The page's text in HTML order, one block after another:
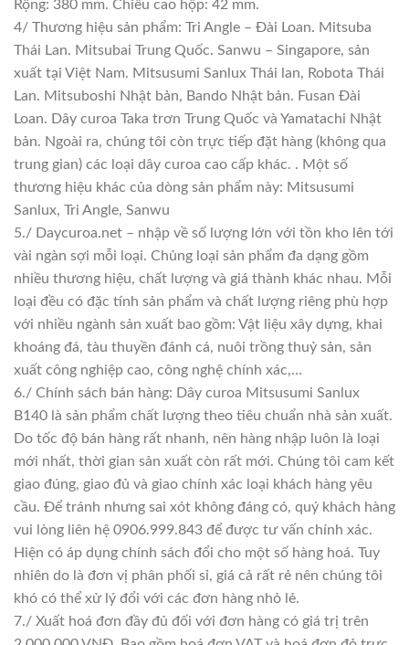
Rộng: 380 mm. Chiều cao hộp: 42 mm.
4/ Thương hiệu sản phẩm: Tri Angle – Đài Loan. Mitsuba
Thái Lan. Mitsubai Trung Quốc. Sanwu – Singapore, sản
xuất tại Việt Nam. Mitsusumi Sanlux Thái lan, Robota Thái
Lan. Mitsuboshi Nhật bản, Bando Nhật bản. Fusan Đài
Loan. Dây curoa Taka trơn Trung Quốc và Yamatachi Nhật
bản. Ngoài ra, chúng tôi còn trực tiếp đặt hàng (không qua
trung gian) các loại dây curoa cao cấp khác. . Một số
thương hiệu khác của dòng sản phẩm này: Mitsusumi
Sanlux, Tri Angle, Sanwu
5./ Daycuroa.net – nhập về số lượng lớn với tồn kho lên tới
vài ngàn sợi mỗi loại. Chủng loại sản phẩm đa dạng gồm
nhiều thương hiệu, chất lượng và giá thành khác nhau. Mỗi
loại đều có đặc tính sản phẩm và chất lượng riêng phù hợp
với nhiều ngành sản xuất bao gồm: Vật liệu xây dựng, khai
khoáng đá, tàu thuyền đánh cá, nuôi trồng thuỷ sản, sản
xuất công nghiệp cao, công nghệ chính xác,…
6./ Chính sách bán hàng: Dây curoa Mitsusumi Sanlux
B140 là sản phẩm chất lượng theo tiêu chuẩn nhà sản xuất.
Do tốc độ bán hàng rất nhanh, nên hàng nhập luôn là loại
mới nhất, thời gian sản xuất còn rất mới. Chúng tôi cam kết
giao đúng, giao đủ và giao chính xác loại khách hàng yêu
cầu. Để tránh nhưng sai xót không đáng có, quý khách hàng
vui lòng liên hệ 0906.999.843 để được tư vấn chính xác.
Hiện có áp dụng chính sách đổi cho một số hàng hoá. Tuy
nhiên do là đơn vị phân phối sỉ, giá cả rất rẻ nên chúng tôi
khó có thể xử lý đổi với các đơn hàng nhỏ lẻ.
7./ Xuất hoá đơn đầy đủ đối với đơn hàng có giá trị trên